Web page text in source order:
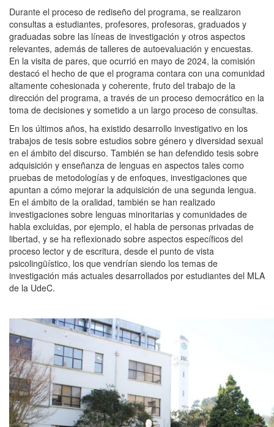
Durante el proceso de rediseño del programa, se realizaron
consultas a estudiantes, profesores, profesoras, graduados y
graduadas sobre las líneas de investigación y otros aspectos
relevantes, además de talleres de autoevaluación y encuestas.
En la visita de pares, que ocurrió en mayo de 2024, la comisión
destacó el hecho de que el programa contara con una comunidad
altamente cohesionada y coherente, fruto del trabajo de la
dirección del programa, a través de un proceso democrático en la
toma de decisiones y sometido a un largo proceso de consultas.
En los últimos años, ha existido desarrollo investigativo en los
trabajos de tesis sobre estudios sobre género y diversidad sexual
en el ámbito del discurso. También se han defendido tesis sobre
adquisición y enseñanza de lenguas en aspectos tales como
pruebas de metodologías y de enfoques, investigaciones que
apuntan a cómo mejorar la adquisición de una segunda lengua.
En el ámbito de la oralidad, también se han realizado
investigaciones sobre lenguas minoritarias y comunidades de
habla excluidas, por ejemplo, el habla de personas privadas de
libertad, y se ha reflexionado sobre aspectos específicos del
proceso lector y de escritura, desde el punto de vista
psicolingüístico, los que vendrían siendo los temas de
investigación más actuales desarrollados por estudiantes del MLA
de la UdeC.